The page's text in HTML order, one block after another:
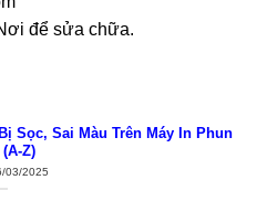
để sửa chữa.
Sọc, Sai Màu Trên Máy In Phun
(A-Z)
03/2025